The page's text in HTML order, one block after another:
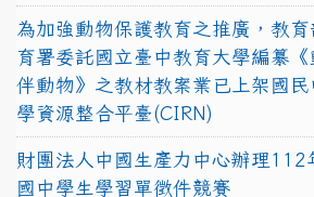
為加強動物保護教育之推廣，教
育署委託國立臺中教育大學編纂《
伴動物》之教材教案業已上架國
學資源整合平臺(CIRN)
財團法人中國生產力中心辦理112
國中學生學習單徵件競賽